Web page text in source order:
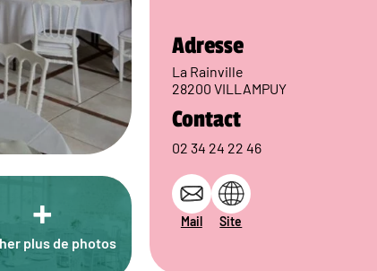
+
plus de photos
Adresse
La Rainville
28200 VILLAMPUY
Contact
02 34 24 22 46
Mail Site